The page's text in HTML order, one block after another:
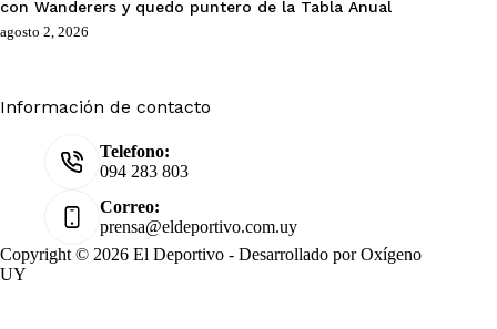
con Wanderers y quedo puntero de la Tabla Anual
agosto 2, 2026
Información de contacto
Telefono:
094 283 803
Correo:
prensa@eldeportivo.com.uy
Copyright © 2026 El Deportivo - Desarrollado por Oxígeno
UY